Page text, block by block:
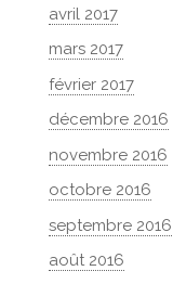
avril 2017
mars 2017
février 2017
décembre 2016
novembre 2016
octobre 2016
septembre 2016
août 2016